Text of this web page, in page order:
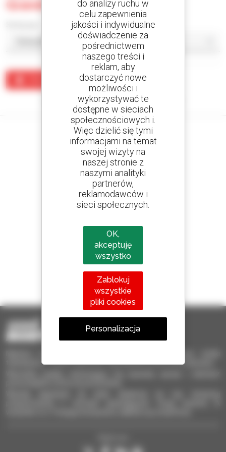
Grandes
Żaden wynik nie odpowiada wyszukiwaniu.
Utwórz swoje alerty
i otrzymuj ogłoszenia o sprzęcie używanym
Manitou na całym świecie
1 na 4 ładowarki
sprzedawane na świecie to Manitou
teleskopowe, wózki masztowe, samojezdne podnośniki koszowe
do analizy ruchu w
celu zapewnienia
jakości i indywidualne
doświadczenie za
pośrednictwem
naszego treści i
reklam, aby
dostarczyć nowe
możliwości i
wykorzystywać te
dostępne w sieciach
społecznościowych i.
Więc dzielić się tymi
informacjami na temat
swojej wizyty na
naszej stronie z
naszymi analityki
partnerów,
reklamodawców i
sieci społecznych.
OK,
akceptuję
wszystko
Zablokuj
wszystkie
pliki cookies
Personalizacja